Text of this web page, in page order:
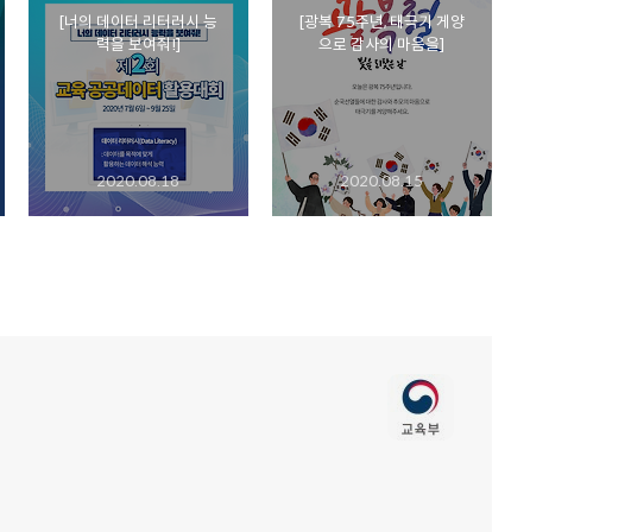
[너의 데이터 리터러시 능
력을 보여줘!]
2020.08.18
[광복 75주년, 태극기 게양
으로 감사의 마음을]
2020.08.15